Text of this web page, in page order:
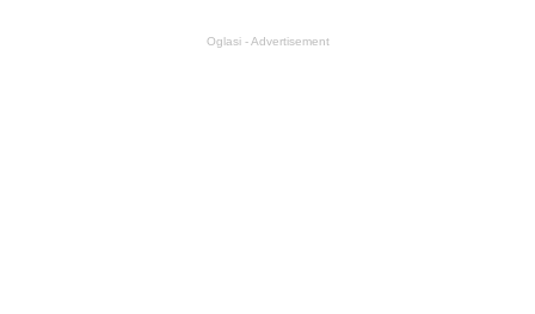
Oglasi - Advertisement